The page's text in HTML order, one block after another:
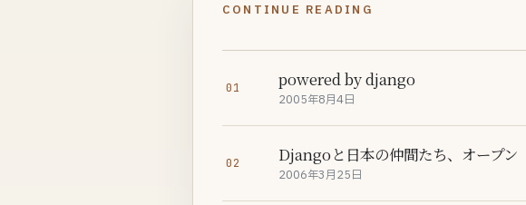
CONTINUE READING
01 powered by django
2005年8月4日
02 Djangoと日本の仲間たち、オープン
2006年3月25日